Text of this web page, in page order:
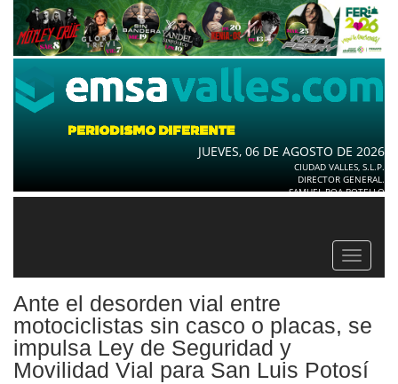
JUEVES, 06 DE AGOSTO DE 2026
CIUDAD VALLES, S.L.P.
DIRECTOR GENERAL.
SAMUEL ROA BOTELLO
Toggle
Ante el desorden vial entre
motociclistas sin casco o placas, se
impulsa Ley de Seguridad y
Movilidad Vial para San Luis Potosí